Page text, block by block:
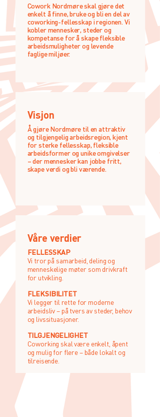
Cowork Nordmøre skal gjøre det
enkelt å finne, bruke og bli en del av
coworking-fellesskap i regionen. Vi
kobler mennesker, steder og
kompetanse for å skape fleksible
arbeidsmuligheter og levende
faglige miljøer.
Visjon
Å gjøre Nordmøre til en attraktiv
og tilgjengelig arbeidsregion, kjent
for sterke fellesskap, fleksible
arbeidsformer og unike omgivelser
– der mennesker kan jobbe fritt,
skape verdi og bli værende.
Våre verdier
FELLESSKAP
Vi tror på samarbeid, deling og
menneskelige møter som drivkraft
for utvikling.
FLEKSIBILITET
Vi legger til rette for moderne
arbeidsliv – på tvers av steder, behov
og livssituasjoner.
TILGJENGELIGHET
Coworking skal være enkelt, åpent
og mulig for flere – både lokalt og
tilreisende.​